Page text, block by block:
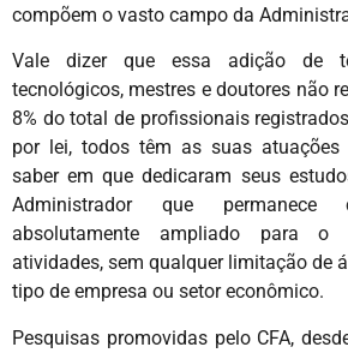
compõem o vasto campo da
Vale dizer que essa adição de
tecnológicos, mestres e doutores não
8% do total de profissionais
por lei, todos têm as suas
saber em que dedicaram seus
Administrador que
absolutamente ampliado para o
atividades, sem qualquer limitação de
tipo de empresa ou setor econômico.
Pesquisas promovidas pelo CFA,